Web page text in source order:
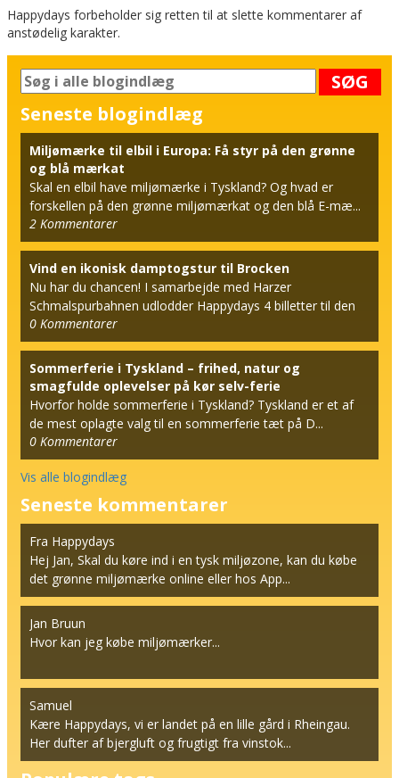
Happydays forbeholder sig retten til at slette kommentarer af
anstødelig karakter.
SØG
Seneste blogindlæg
Miljømærke til elbil i Europa: Få styr på den grønne
og blå mærkat
Skal en elbil have miljømærke i Tyskland? Og hvad er
forskellen på den grønne miljømærkat og den blå E-mæ...
2 Kommentarer
Vind en ikonisk damptogstur til Brocken
Nu har du chancen! I samarbejde med Harzer
Schmalspurbahnen udlodder Happydays 4 billetter til den
berømt...
0 Kommentarer
Sommerferie i Tyskland – frihed, natur og
smagfulde oplevelser på kør selv-ferie
Hvorfor holde sommerferie i Tyskland? Tyskland er et af
de mest oplagte valg til en sommerferie tæt på D...
0 Kommentarer
Vis alle blogindlæg
Seneste kommentarer
Fra Happydays
Hej Jan, Skal du køre ind i en tysk miljøzone, kan du købe
det grønne miljømærke online eller hos App...
Jan Bruun
Hvor kan jeg købe miljømærker...
Samuel
Kære Happydays, vi er landet på en lille gård i Rheingau.
Her dufter af bjergluft og frugtigt fra vinstok...